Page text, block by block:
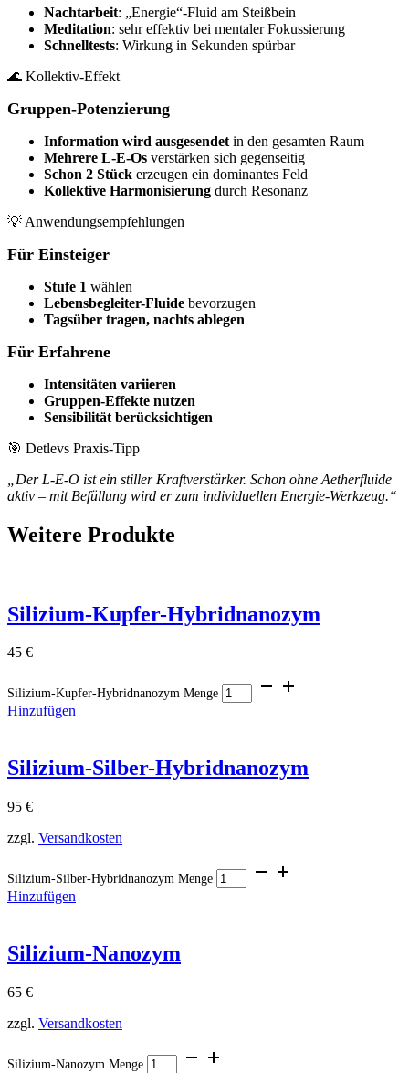
Nachtarbeit: „Energie“-Fluid am Steißbein
Meditation: sehr effektiv bei mentaler Fokussierung
Schnelltests: Wirkung in Sekunden spürbar
🌊 Kollektiv-Effekt
Gruppen-Potenzierung
Information wird ausgesendet in den gesamten Raum
Mehrere L-E-Os verstärken sich gegenseitig
Schon 2 Stück erzeugen ein dominantes Feld
Kollektive Harmonisierung durch Resonanz
💡 Anwendungsempfehlungen
Für Einsteiger
Stufe 1 wählen
Lebensbegleiter-Fluide bevorzugen
Tagsüber tragen, nachts ablegen
Für Erfahrene
Intensitäten variieren
Gruppen-Effekte nutzen
Sensibilität berücksichtigen
🎯 Detlevs Praxis-Tipp
„Der L-E-O ist ein stiller Kraftverstärker. Schon ohne Aetherfluide
aktiv – mit Befüllung wird er zum individuellen Energie-Werkzeug.“
Weitere Produkte
Silizium-Kupfer-Hybridnanozym
45 €
Silizium-Kupfer-Hybridnanozym Menge
Hinzufügen
Silizium-Silber-Hybridnanozym
95 €
zzgl. Versandkosten
Silizium-Silber-Hybridnanozym Menge
Hinzufügen
Silizium-Nanozym
65 €
zzgl. Versandkosten
Silizium-Nanozym Menge